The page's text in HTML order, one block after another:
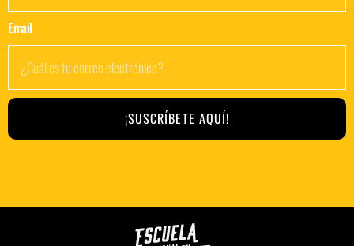
Email
¡SUSCRÍBETE AQUÍ!